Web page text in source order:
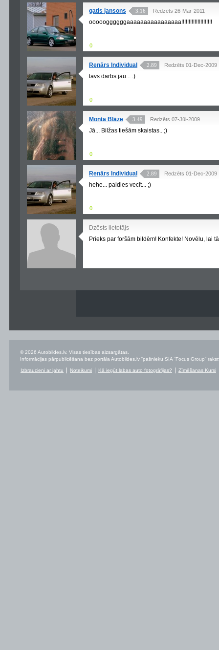
gatis jansons 3.16 Redzēts 26-Mar-2011
oooooggggggaaaaaaaaaaaaaaaa!!!!!!!!!!!!!!!!!!!!!
0
Renārs Individual 2.89 Redzēts 01-Dec-2009
tavs darbs jau... :)
0
Monta Blāze 3.49 Redzēts 07-Jūl-2009
Jā... Bilžas tiešām skaistas.. ;)
0
Renārs Individual 2.89 Redzēts 01-Dec-2009
hehe... paldies vecīt... ;)
0
Dzēsts lietotājs
Prieks par foršām bildēm! Konfekte! Novēlu, lai
© 2026 Autobildes.lv. Visas tiesības aizsargātas.
Informācijas pārpublicēšana bez portāla Autobildes.lv īpašnieku SIA “Focus Group”
Izbraucieni ar jahtu Noteikumi Kā iegūt labas auto fotogrāfijas? Zīmēšanas Kursi